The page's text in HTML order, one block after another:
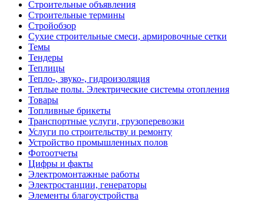
Строительные объявления
Строительные термины
Стройобзор
Сухие строительные смеси, армировочные сетки
Темы
Тендеры
Теплицы
Тепло-, звуко-, гидроизоляция
Теплые полы. Электрические системы отопления
Товары
Топливные брикеты
Транспортные услуги, грузоперевозки
Услуги по строительству и ремонту
Устройство промышленных полов
Фотоотчеты
Цифры и факты
Электромонтажные работы
Электростанции, генераторы
Элементы благоустройства